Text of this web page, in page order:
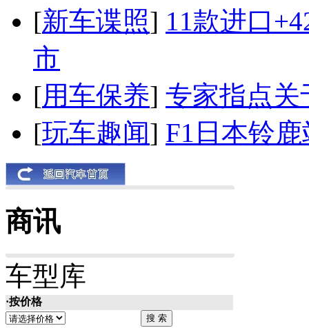
[新车谍照] 11款进口
市
[用车保养] 专家指点关
[玩车趣闻] F1日本铃
商讯
车型库
·按价格